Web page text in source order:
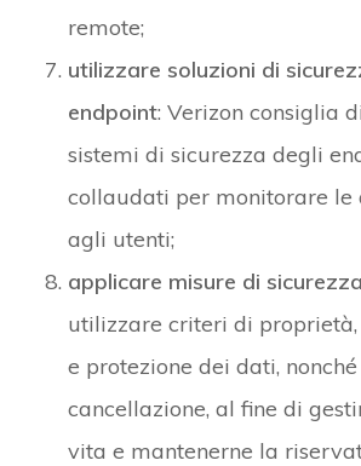
remote;
utilizzare soluzioni di
endpoint: Verizon consiglia
sistemi di sicurezza degli
collaudati per monitorare
agli utenti;
applicare misure di
utilizzare criteri di proprietà,
e protezione dei dati,
cancellazione, al fine di
vita e mantenerne la